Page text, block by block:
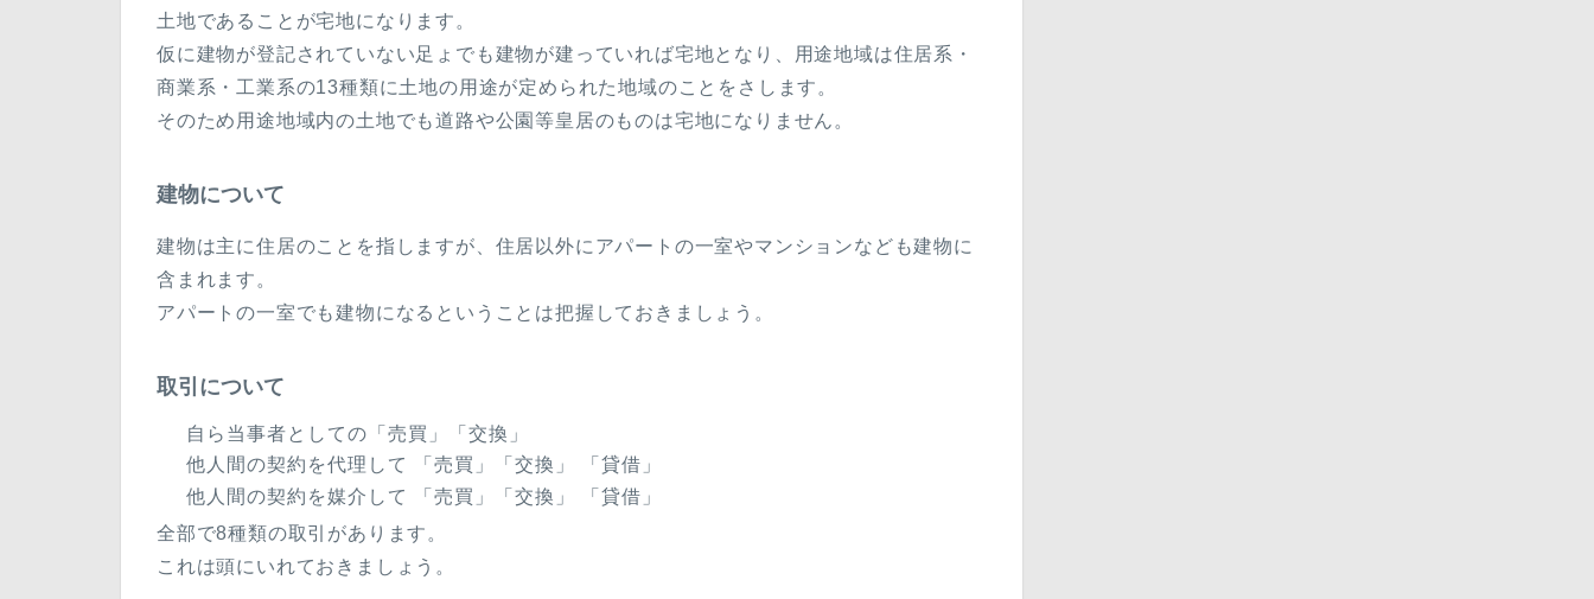
土地であることが宅地になります。
仮に建物が登記されていない足ょでも建物が建っていれば宅地となり、用途地域は住居系・
商業系・工業系の13種類に土地の用途が定められた地域のことをさします。
そのため用途地域内の土地でも道路や公園等皇居のものは宅地になりません。
建物について
建物は主に住居のことを指しますが、住居以外にアパートの一室やマンションなども建物に
含まれます。
アパートの一室でも建物になるということは把握しておきましょう。
取引について
自ら当事者としての「売買」「交換」
他人間の契約を代理して 「売買」「交換」 「貸借」
他人間の契約を媒介して 「売買」「交換」 「貸借」
全部で8種類の取引があります。
これは頭にいれておきましょう。